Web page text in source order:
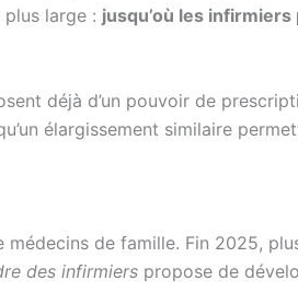
large : jusqu’où les
déjà d’un pouvoir de
élargissement similaire
de famille. Fin 2025,
des infirmiers propose de